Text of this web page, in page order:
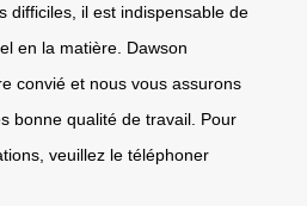
difficiles, il est indispensable de
en la matière. Dawson
convié et nous vous assurons
bonne qualité de travail. Pour
veuillez le téléphoner